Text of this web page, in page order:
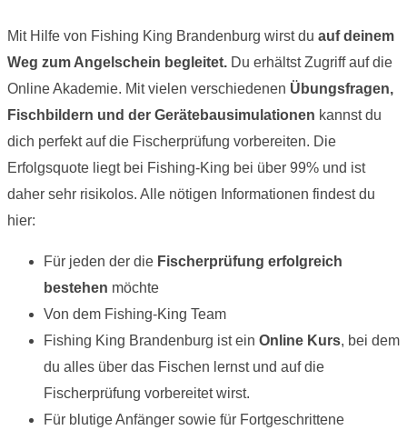
Mit Hilfe von Fishing King Brandenburg wirst du auf deinem
Weg zum Angelschein begleitet. Du erhältst Zugriff auf die
Online Akademie. Mit vielen verschiedenen Übungsfragen,
Fischbildern und der Gerätebausimulationen kannst du
dich perfekt auf die Fischerprüfung vorbereiten. Die
Erfolgsquote liegt bei Fishing-King bei über 99% und ist
daher sehr risikolos. Alle nötigen Informationen findest du
hier:
Für jeden der die Fischerprüfung erfolgreich
bestehen möchte
Von dem Fishing-King Team
Fishing King Brandenburg ist ein Online Kurs, bei dem
du alles über das Fischen lernst und auf die
Fischerprüfung vorbereitet wirst.
Für blutige Anfänger sowie für Fortgeschrittene